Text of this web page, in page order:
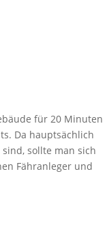
für 20 Minuten
Da hauptsächlich
sollte man sich
Fähranleger und